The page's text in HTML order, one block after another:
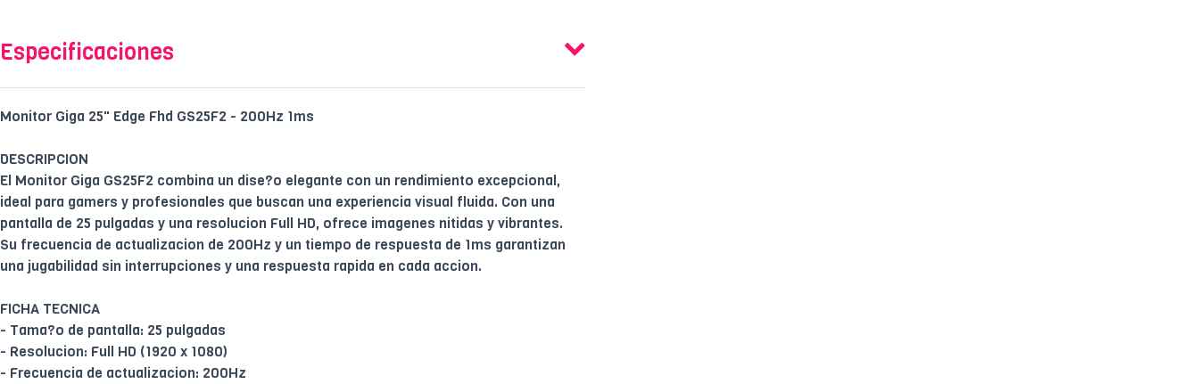
Especificaciones
Monitor Giga 25" Edge Fhd GS25F2 - 200Hz 1ms
DESCRIPCION
El Monitor Giga GS25F2 combina un dise?o elegante con un rendimiento excepcional,
ideal para gamers y profesionales que buscan una experiencia visual fluida. Con una
pantalla de 25 pulgadas y una resolucion Full HD, ofrece imagenes nitidas y vibrantes.
Su frecuencia de actualizacion de 200Hz y un tiempo de respuesta de 1ms garantizan
una jugabilidad sin interrupciones y una respuesta rapida en cada accion.
FICHA TECNICA
- Tama?o de pantalla: 25 pulgadas
- Resolucion: Full HD (1920 x 1080)
- Frecuencia de actualizacion: 200Hz